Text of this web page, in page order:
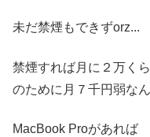
未だ禁煙もできずorz...
禁煙すれば月に２万く
のために月７千円弱な
MacBook Proがあれば